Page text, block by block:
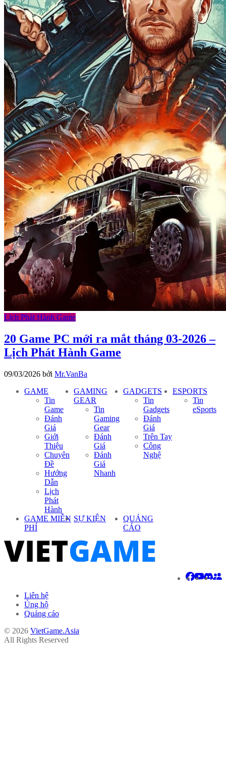
Lịch Phát Hành Game
20 Game PC mới ra mắt tháng 03-2026 –
Lịch Phát Hành Game
09/03/2026 bởi Mr.VanBa
GAME
Tin
Game
Đánh
Giá
Giới
Thiệu
Chuyên
Đề
Hướng
Dẫn
Lịch
Phát
Hành
GAMING
GEAR
Tin
Gaming
Gear
Đánh
Giá
Đánh
Giá
Nhanh
GADGETS
Tin
Gadgets
Đánh
Giá
Trên Tay
Công
Nghệ
ESPORTS
Tin
eSports
GAME MIỄN
PHÍ
SỰ KIỆN
QUẢNG
CÁO
Liên hệ
Ủng hộ
Quảng cáo
© 2026 VietGame.Asia
All Rights Reserved